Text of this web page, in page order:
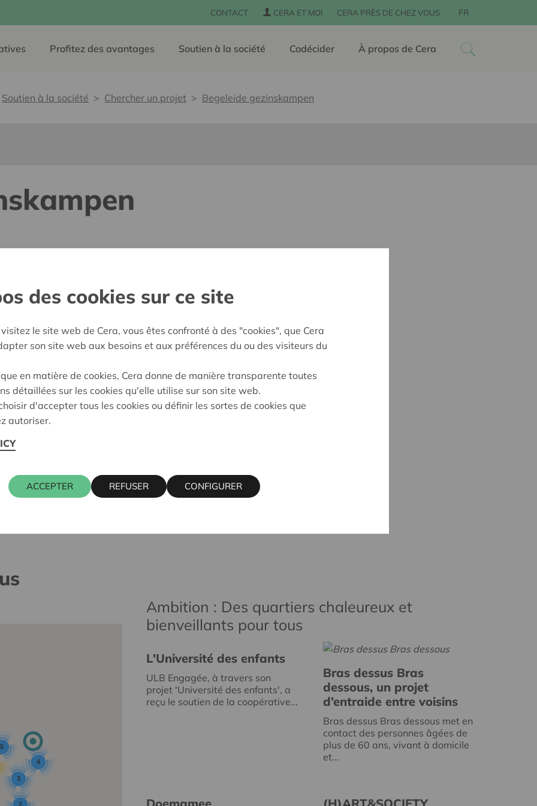
CONTACT CERA ET MOI CERA PRÈS DE CHEZ VOUS FR
Profitez des avantages Soutien à la société Codécider À propos de Cera
Soutien à la société Chercher un projet Begeleide gezinskampen
pour tous
Approuvé
3
4
2
5
Ambition : Des quartiers chaleureux et
bienveillants pour tous
L'Université des enfants
ULB Engagée, à travers son
projet 'Université des enfants', a
reçu le soutien de la coopérative...
Bras dessus Bras
dessous, un projet
d’entraide entre voisins
Bras dessus Bras dessous met en
contact des personnes âgées de
plus de 60 ans, vivant à domicile
et...
des cookies sur ce site
le site web de Cera, vous êtes confronté à des "cookies", que Cera
son site web aux besoins et aux préférences du ou des visiteurs du
en matière de cookies, Cera donne de manière transparente toutes
détaillées sur les cookies qu'elle utilise sur son site web.
d'accepter tous les cookies ou définir les sortes de cookies que
autoriser.
ACCEPTER REFUSER CONFIGURER